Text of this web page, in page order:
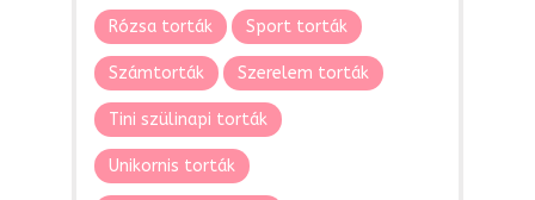
Rózsa torták Sport torták
Számtorták Szerelem torták
Tini szülinapi torták
Unikornis torták